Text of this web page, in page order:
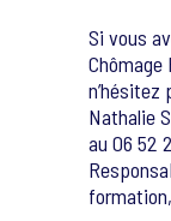
Si vous
n’hésitez
Nathalie
au 06 52